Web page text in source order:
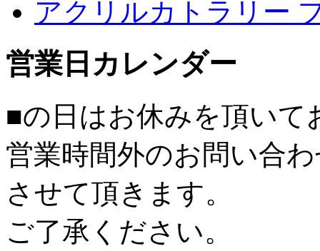
アクリルカトラリー
営業日カレンダー
■の日はお休みを頂いて
営業時間外のお問い合
させて頂きます。
ご了承ください。